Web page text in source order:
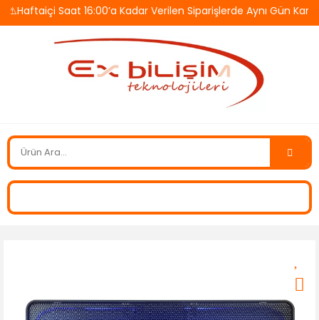
Saat 16:00’a Kadar Verilen Siparişlerde Aynı Gün Kargo!